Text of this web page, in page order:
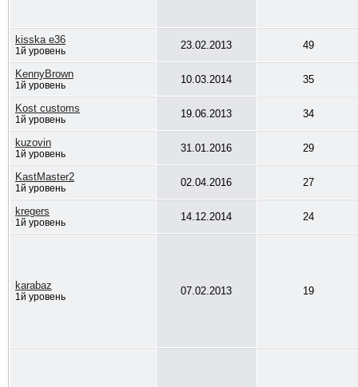
kisska e36
1й уровень 23.02.2013 49
KennyBrown
1й уровень 10.03.2014 35
Kost customs
1й уровень 19.06.2013 34
kuzovin
1й уровень 31.01.2016 29
KastMaster2
1й уровень 02.04.2016 27
kregers
1й уровень 14.12.2014 24
karabaz
1й уровень 07.02.2013 19